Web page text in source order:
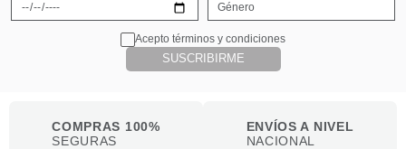
Acepto términos y condiciones
SUSCRIBIRME
COMPRAS 100%
SEGURAS
ENVÍOS A NIVEL
NACIONAL